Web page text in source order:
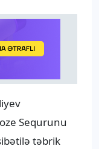
Sequrunu
təbrik